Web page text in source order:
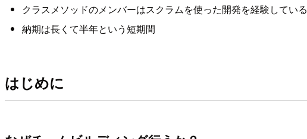
クラスメソッドのメンバーはスクラムを使った開発を経験している
納期は長くて半年という短期間
はじめに